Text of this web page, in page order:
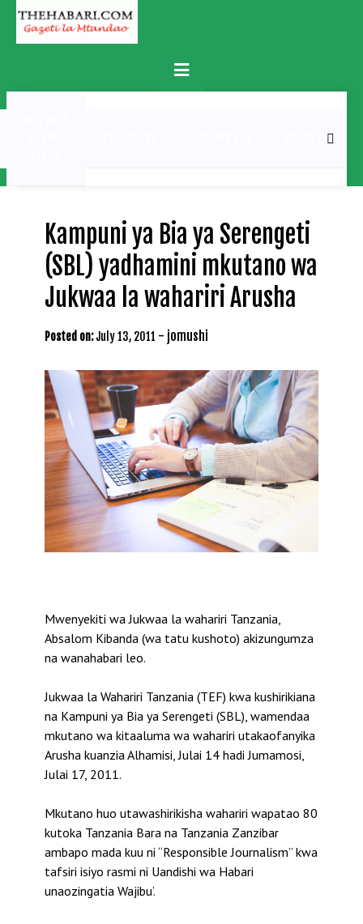
Skip
content
Primary
Menu
MICHEZO
Kampuni ya Bia ya Serengeti
(SBL) yadhamini mkutano wa
Jukwaa la wahariri Arusha
Posted on: July 13, 2011 - jomushi
Mwenyekiti wa Jukwaa la wahariri Tanzania,
Absalom Kibanda (wa tatu kushoto) akizungumza
na wanahabari leo.
Jukwaa la Wahariri Tanzania (TEF) kwa kushirikiana
na Kampuni ya Bia ya Serengeti (SBL), wamendaa
mkutano wa kitaaluma wa wahariri utakaofanyika
Arusha kuanzia Alhamisi, Julai 14 hadi Jumamosi,
Julai 17, 2011.
Mkutano huo utawashirikisha wahariri wapatao 80
kutoka Tanzania Bara na Tanzania Zanzibar
ambapo mada kuu ni “Responsible Journalism” kwa
tafsiri isiyo rasmi ni Uandishi wa Habari
unaozingatia Wajibu’.